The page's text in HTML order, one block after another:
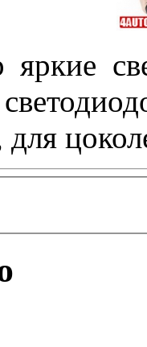
яркие
для